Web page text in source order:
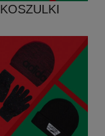
KOSZULKI